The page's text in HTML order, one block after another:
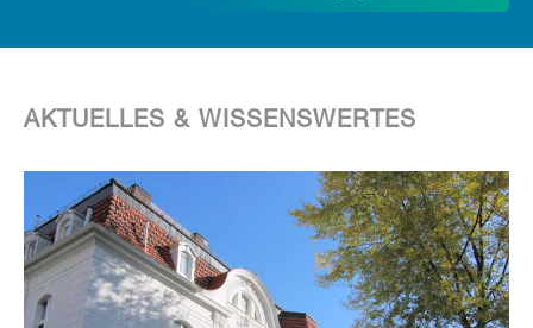
AKTUELLES & WISSENSWERTES